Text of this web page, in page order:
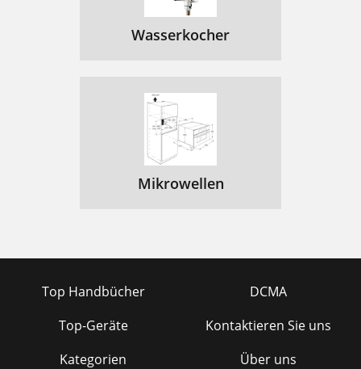
Wasserkocher
Mikrowellen
Top Handbücher
Top-Geräte
Kategorien
DCMA
Kontaktieren Sie uns
Über uns